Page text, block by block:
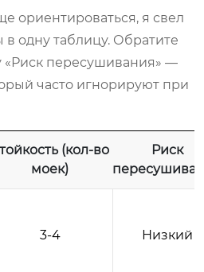
ориентироваться, я свел
одну таблицу. Обратите
«Риск пересушивания» —
часто игнорируют при
(кол-во
моек)
Риск
3-4 Низкий